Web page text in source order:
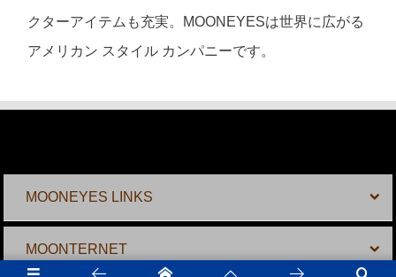
クターアイテムも充実。MOONEYESは世界に広がる
アメリカン スタイル カンパニーです。
MOONEYES LINKS
MOONTERNET